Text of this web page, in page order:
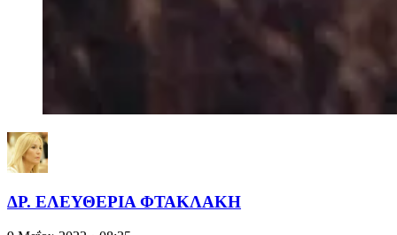
ΔΡ. ΕΛΕΥΘΕΡΙΑ ΦΤΑΚΛΑΚΗ